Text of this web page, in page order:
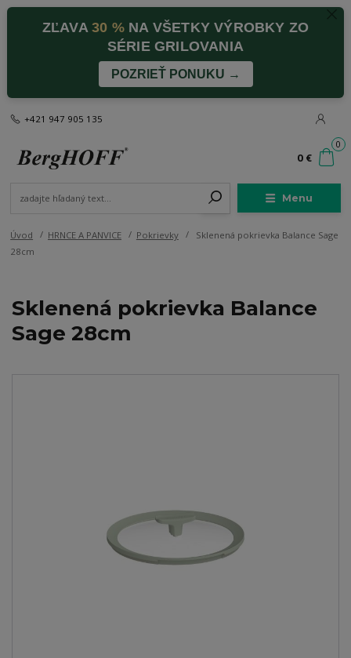
ZĽAVA30 %NA VŠETKY VÝROBKY ZO
SÉRIE GRILOVANIA
POZRIEŤ PONUKU →
Menu
+421 947 905 135
0
0 €
Úvod HRNCE A PANVICE Pokrievky
Sklenená pokrievka Balance Sage
28cm
Sklenená pokrievka Balance
Sage 28cm